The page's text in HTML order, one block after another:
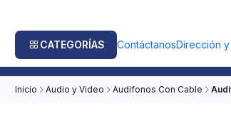
CATEGORÍAS ContáctanosDirección
Inicio Audio y Video Audifonos Con Cable